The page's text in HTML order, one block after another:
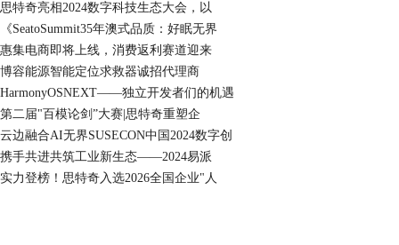
思特奇亮相2024数字科技生态大会，以
《SeatoSummit35年澳式品质：好眠无界
惠集电商即将上线，消费返利赛道迎来
博容能源智能定位求救器诚招代理商
HarmonyOSNEXT——独立开发者们的机遇
第二届"百模论剑”大赛|思特奇重塑企
云边融合AI无界SUSECON中国2024数字创
携手共进共筑工业新生态——2024易派
实力登榜！思特奇入选2026全国企业"人